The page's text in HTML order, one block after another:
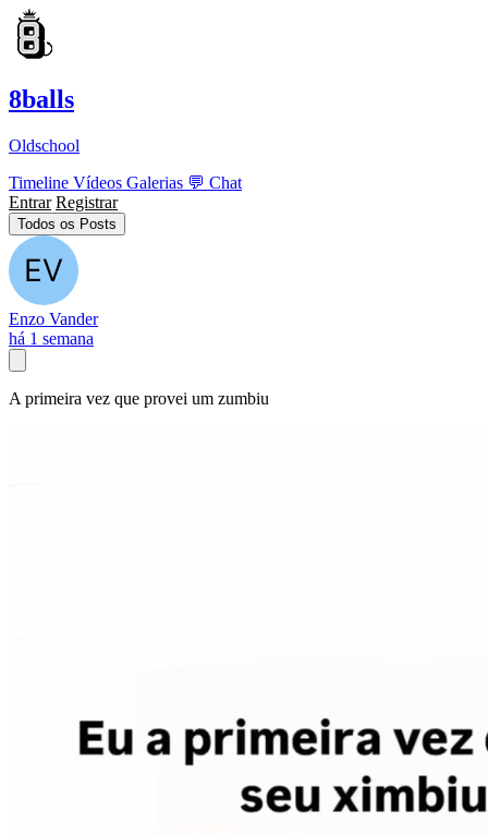
8balls
Oldschool
Timeline Vídeos Galerias 💬 Chat
Entrar Registrar
Todos os Posts
Enzo Vander
há 1 semana
A primeira vez que provei um zumbiu